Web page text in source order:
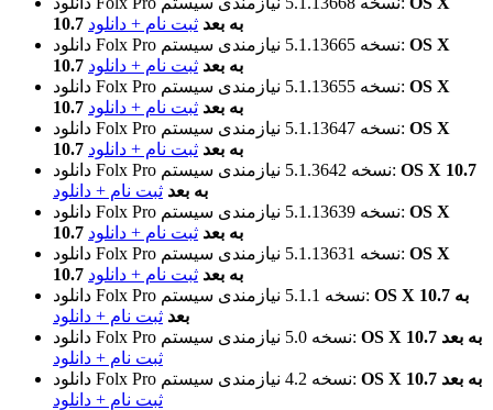
10.7 به بعد ثبت نام + دانلود
دانلود Folx Pro
نسخه 5.1.13665نیازمندی سیستم: OS X
10.7 به بعد ثبت نام + دانلود
دانلود Folx Pro
نسخه 5.1.13655نیازمندی سیستم: OS X
10.7 به بعد ثبت نام + دانلود
دانلود Folx Pro
نسخه 5.1.13647نیازمندی سیستم: OS X
10.7 به بعد ثبت نام + دانلود
دانلود Folx Pro
نسخه 5.1.3642نیازمندی سیستم: OS X 10.7
به بعد ثبت نام + دانلود
دانلود Folx Pro
نسخه 5.1.13639نیازمندی سیستم: OS X
10.7 به بعد ثبت نام + دانلود
دانلود Folx Pro
نسخه 5.1.13631نیازمندی سیستم: OS X
10.7 به بعد ثبت نام + دانلود
دانلود Folx Pro
نسخه 5.1.1نیازمندی سیستم: OS X 10.7 به
بعد ثبت نام + دانلود
دانلود Folx Pro
نسخه 5.0نیازمندی سیستم:
OS X 10.7 به بعد
ثبت نام + دانلود
دانلود Folx Pro
نسخه 4.2نیازمندی سیستم:
OS X 10.7 به بعد
ثبت نام + دانلود